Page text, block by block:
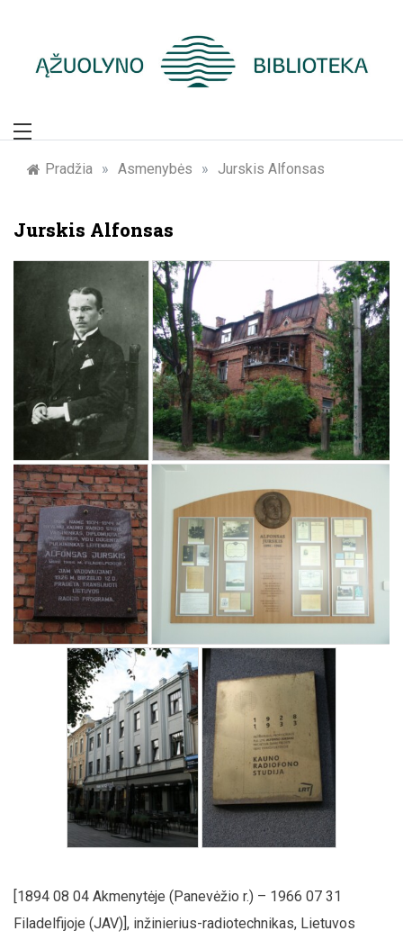
Žymūs Kauno
žmonės: atminimo
įamžinimas
Pradžia » Asmenybės » Jurskis Alfonsas
Jurskis Alfonsas
[1894 08 04 Akmenytėje (Panevėžio r.) – 1966 07 31
Filadelfijoje (JAV)], inžinierius-radiotechnikas, Lietuvos